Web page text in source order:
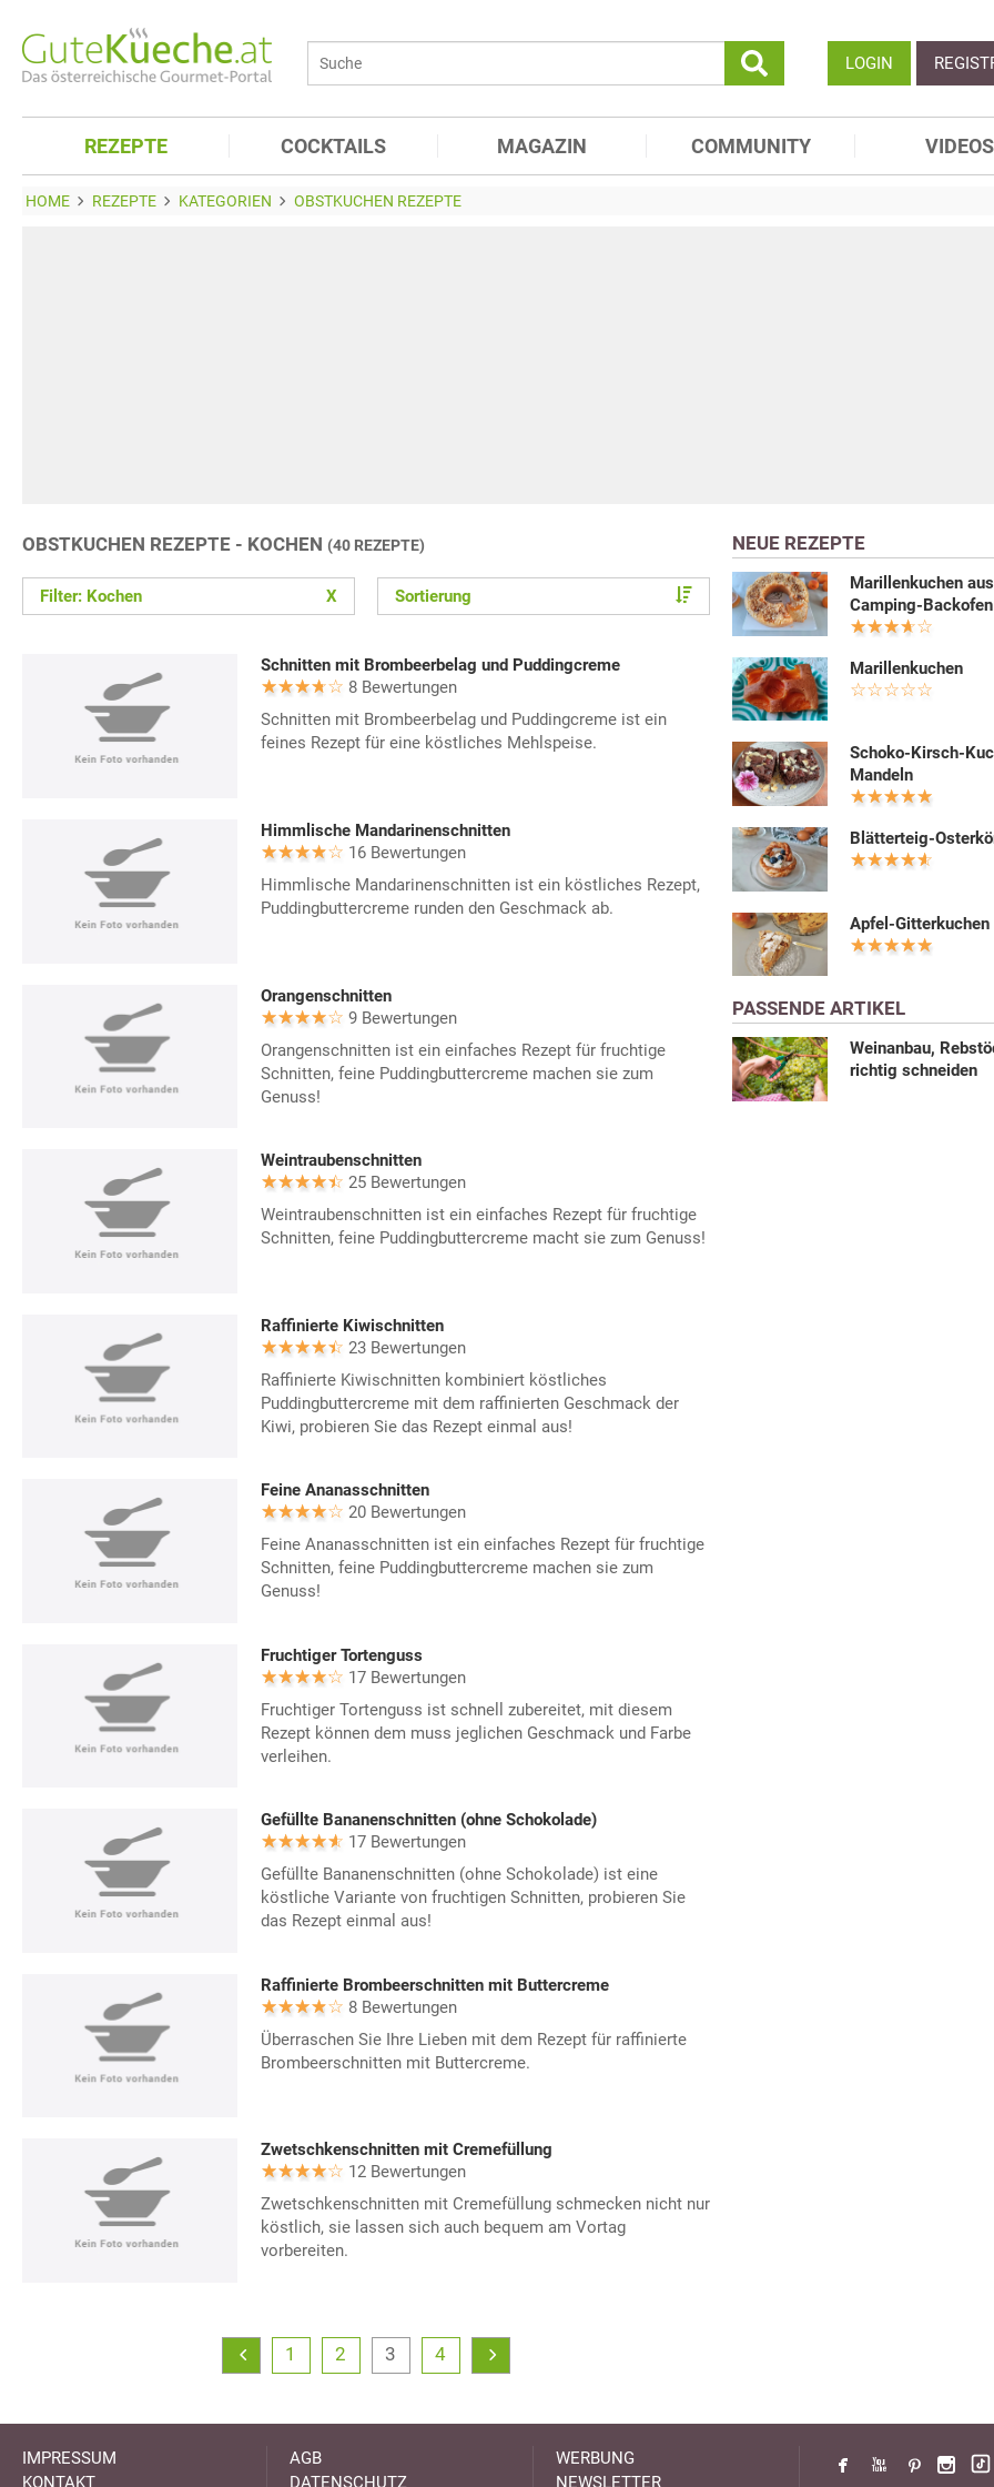
LOGIN
REZEPTE COCKTAILS MAGAZIN COMMUNITY VIDEOS
HOME REZEPTE KATEGORIEN OBSTKUCHEN REZEPTE
OBSTKUCHEN REZEPTE - KOCHEN (40 REZEPTE)
Filter: Kochen X Sortierung
Schnitten mit Brombeerbelag und Puddingcreme
8 Bewertungen
Schnitten mit Brombeerbelag und Puddingcreme ist ein
feines Rezept für eine köstliches Mehlspeise.
Himmlische Mandarinenschnitten
16 Bewertungen
Himmlische Mandarinenschnitten ist ein köstliches Rezept,
Puddingbuttercreme runden den Geschmack ab.
Orangenschnitten
9 Bewertungen
Orangenschnitten ist ein einfaches Rezept für fruchtige
Schnitten, feine Puddingbuttercreme machen sie zum
Genuss!
Weintraubenschnitten
25 Bewertungen
Weintraubenschnitten ist ein einfaches Rezept für fruchtige
Schnitten, feine Puddingbuttercreme macht sie zum Genuss!
Raffinierte Kiwischnitten
23 Bewertungen
Raffinierte Kiwischnitten kombiniert köstliches
Puddingbuttercreme mit dem raffinierten Geschmack der
Kiwi, probieren Sie das Rezept einmal aus!
Feine Ananasschnitten
20 Bewertungen
Feine Ananasschnitten ist ein einfaches Rezept für fruchtige
Schnitten, feine Puddingbuttercreme machen sie zum
Genuss!
Fruchtiger Tortenguss
17 Bewertungen
Fruchtiger Tortenguss ist schnell zubereitet, mit diesem
Rezept können dem muss jeglichen Geschmack und Farbe
verleihen.
Gefüllte Bananenschnitten (ohne Schokolade)
17 Bewertungen
Gefüllte Bananenschnitten (ohne Schokolade) ist eine
köstliche Variante von fruchtigen Schnitten, probieren Sie
das Rezept einmal aus!
Raffinierte Brombeerschnitten mit Buttercreme
8 Bewertungen
Überraschen Sie Ihre Lieben mit dem Rezept für raffinierte
Brombeerschnitten mit Buttercreme.
Zwetschkenschnitten mit Cremefüllung
12 Bewertungen
Zwetschkenschnitten mit Cremefüllung schmecken nicht nur
köstlich, sie lassen sich auch bequem am Vortag
vorbereiten.
1 2 3 4
NEUE REZEPTE
Marillenkuchen
Camping-Backofen
Marillenkuchen
Schoko-Kirsch-
Mandeln
Blätterteig-
Apfel-Gitterkuchen
PASSENDE ARTIKEL
Weinanbau,
richtig schneiden
IMPRESSUM
KONTAKT
AGB
DATENSCHUTZ
WERBUNG
NEWSLETTER